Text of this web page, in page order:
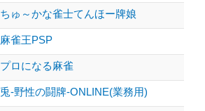
ちゅ～かな雀士てんほー牌娘
麻雀王PSP
プロになる麻雀
兎-野性の闘牌-ONLINE(業務用)